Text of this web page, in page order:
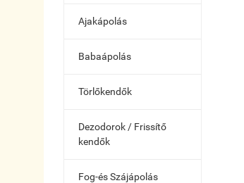
Ajakápolás
Babaápolás
Törlőkendők
Dezodorok / Frissítő
kendők
Fog-és Szájápolás